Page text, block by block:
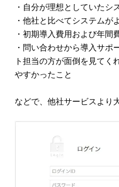
・自分が理想としていたシ
・他社と比べてシステムが
・初期導入費用および年間
・問い合わせから導入サポ
ト担当の方が面倒を見てく
やすかったこと
などで、他社サービスより